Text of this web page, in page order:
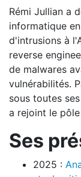
Rémi Jullian a
informatique
d'intrusions à
reverse
de malwares
vulnérabilités.
sous toutes
a rejoint le
Ses
2025 :